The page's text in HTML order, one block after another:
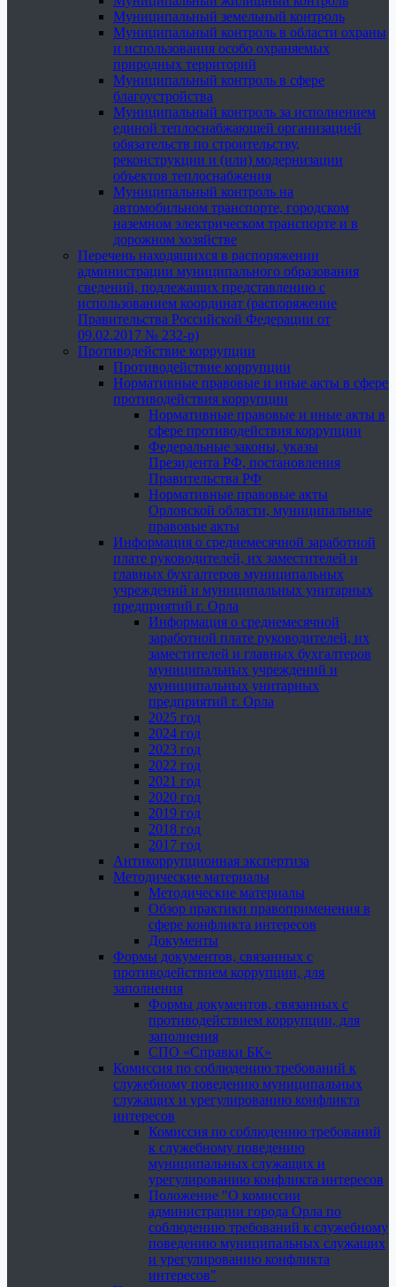
Муниципальный земельный контроль
Муниципальный контроль в области охраны
и использования особо охраняемых
природных территорий
Муниципальный контроль в сфере
благоустройства
Муниципальный контроль за исполнением
единой теплоснабжающей организацией
обязательств по строительству,
реконструкции и (или) модернизации
объектов теплоснабжения
Муниципальный контроль на
автомобильном транспорте, городском
наземном электрическом транспорте и в
дорожном хозяйстве
Перечень находящихся в распоряжении
администрации муниципального образования
сведений, подлежащих представлению с
использованием координат (распоряжение
Правительства Российской Федерации от
09.02.2017 № 232-р)
Противодействие коррупции
Противодействие коррупции
Нормативные правовые и иные акты в сфере
противодействия коррупции
Нормативные правовые и иные акты в
сфере противодействия коррупции
Федеральные законы, указы
Президента РФ, постановления
Правительства РФ
Нормативные правовые акты
Орловской области, муниципальные
правовые акты
Информация о среднемесячной заработной
плате руководителей, их заместителей и
главных бухгалтеров муниципальных
учреждений и муниципальных унитарных
предприятий г. Орла
Информация о среднемесячной
заработной плате руководителей, их
заместителей и главных бухгалтеров
муниципальных учреждений и
муниципальных унитарных
предприятий г. Орла
2025 год
2024 год
2023 год
2022 год
2021 год
2020 год
2019 год
2018 год
2017 год
Антикоррупционная экспертиза
Методические материалы
Методические материалы
Обзор практики правоприменения в
сфере конфликта интересов
Документы
Формы документов, связанных с
противодействием коррупции, для
заполнения
Формы документов, связанных с
противодействием коррупции, для
заполнения
СПО «Справки БК»
Комиссия по соблюдению требований к
служебному поведению муниципальных
служащих и урегулированию конфликта
интересов
Комиссия по соблюдению требований
к служебному поведению
муниципальных служащих и
урегулированию конфликта интересов
Положение "О комиссии
администрации города Орла по
соблюдению требований к служебному
поведению муниципальных служащих
и урегулированию конфликта
интересов"